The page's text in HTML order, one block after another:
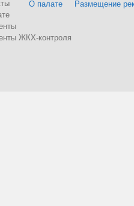
ЖКХ-контроля
О палате Размещение